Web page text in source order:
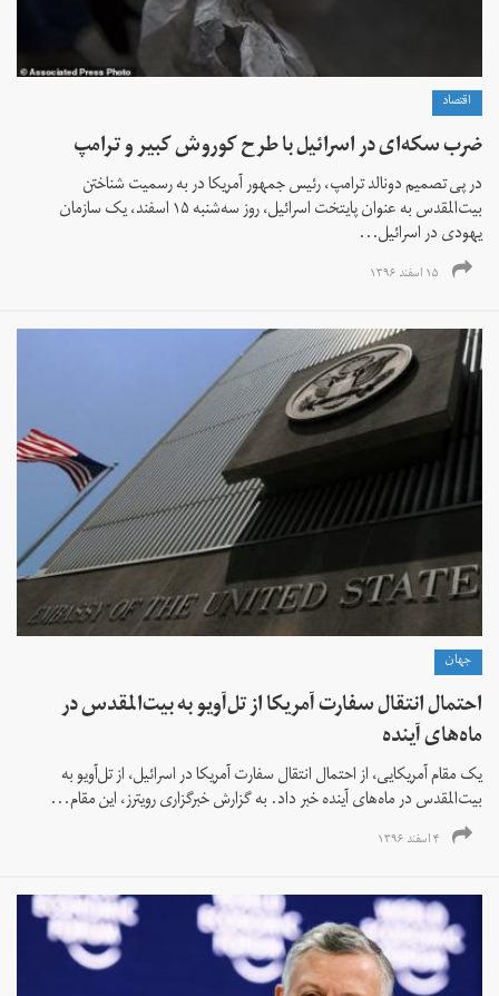
اقتصاد
ضرب سکه‌ای در اسرائیل با طرح کوروش کبیر و ترامپ
در پی تصمیم دونالد ترامپ، رئیس جمهور آمریکا در به رسمیت شناختن
بیت‌المقدس به عنوان پایتخت اسرائيل، روز سه‌شنبه ۱۵ اسفند، یک سازمان
یهودی در اسرائیل...
۱۵ اسفند ۱۳۹۶
جهان
احتمال انتقال سفارت آمریکا از تل‌آویو به بیت‌المقدس در
ماه‌های آینده
یک مقام آمریکایی، از احتمال انتقال سفارت آمریکا در اسرائيل، از تل‌آویو به
بیت‌المقدس در ماه‌های آینده خبر داد. به گزارش خبرگزاری رویترز، این مقام...
۴ اسفند ۱۳۹۶